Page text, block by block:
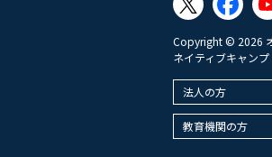
Copyright © 2026
ネイティブキャン
法人の方
教育機関の方